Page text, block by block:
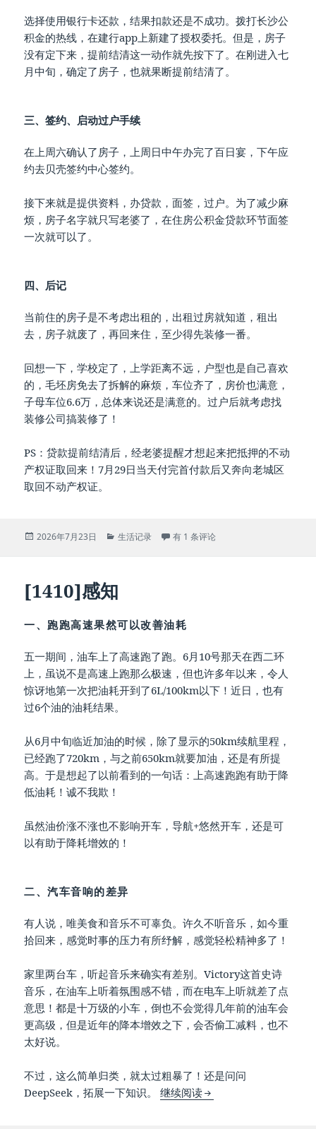
选择使用银行卡还款，结果扣款还是不成功。拨打长沙公
积金的热线，在建行app上新建了授权委托。但是，房子
没有定下来，提前结清这一动作就先按下了。在刚进入七
月中旬，确定了房子，也就果断提前结清了。
三、签约、启动过户手续
在上周六确认了房子，上周日中午办完了百日宴，下午应
约去贝壳签约中心签约。
接下来就是提供资料，办贷款，面签，过户。为了减少麻
烦，房子名字就只写老婆了，在住房公积金贷款环节面签
一次就可以了。
四、后记
当前住的房子是不考虑出租的，出租过房就知道，租出
去，房子就废了，再回来住，至少得先装修一番。
回想一下，学校定了，上学距离不远，户型也是自己喜欢
的，毛坯房免去了拆解的麻烦，车位齐了，房价也满意，
子母车位6.6万，总体来说还是满意的。过户后就考虑找
装修公司搞装修了！
PS：贷款提前结清后，经老婆提醒才想起来把抵押的不动
产权证取回来！7月29日当天付完首付款后又奔向老城区
取回不动产权证。
发
2026年7月23日
分
生活记录 [1411]买个怎样的房子
有 1 条评论
[1410]感知
一、跑跑高速果然可以改善油耗
五一期间，油车上了高速跑了跑。6月10号那天在西二环
上，虽说不是高速上跑那么极速，但也许多年以来，令人
惊讶地第一次把油耗开到了6L/100km以下！近日，也有
过6个油的油耗结果。
从6月中旬临近加油的时候，除了显示的50km续航里程，
已经跑了720km，与之前650km就要加油，还是有所提
高。于是想起了以前看到的一句话：上高速跑跑有助于降
低油耗！诚不我欺！
虽然油价涨不涨也不影响开车，导航+悠然开车，还是可
以有助于降耗增效的！
二、汽车音响的差异
有人说，唯美食和音乐不可辜负。许久不听音乐，如今重
拾回来，感觉时事的压力有所纾解，感觉轻松精神多了！
家里两台车，听起音乐来确实有差别。Victory这首史诗
音乐，在油车上听着氛围感不错，而在电车上听就差了点
意思！都是十万级的小车，倒也不会觉得几年前的油车会
更高级，但是近年的降本增效之下，会否偷工减料，也不
太好说。
不过，这么简单归类，就太过粗暴了！还是问问
DeepSeek，拓展一下知识。继续阅读[1410]感知